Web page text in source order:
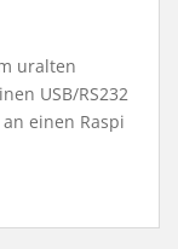
uralten
USB/RS232
einen Raspi